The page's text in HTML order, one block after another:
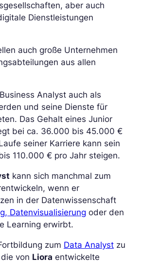
aber auch
Dienstleistungen
auch große Unternehmen
aus allen
Analyst auch als
und seine Dienste für
Das Gehalt eines Junior
bei ca. 36.000 bis 45.000 €
seiner Karriere kann sein
110.000 € pro Jahr steigen.
kann sich manchmal zum
wenn er
in der Datenwissenschaft
Datenvisualisierung oder den
Learning erwirbt.
zum Data Analyst zu
von Liora entwickelte